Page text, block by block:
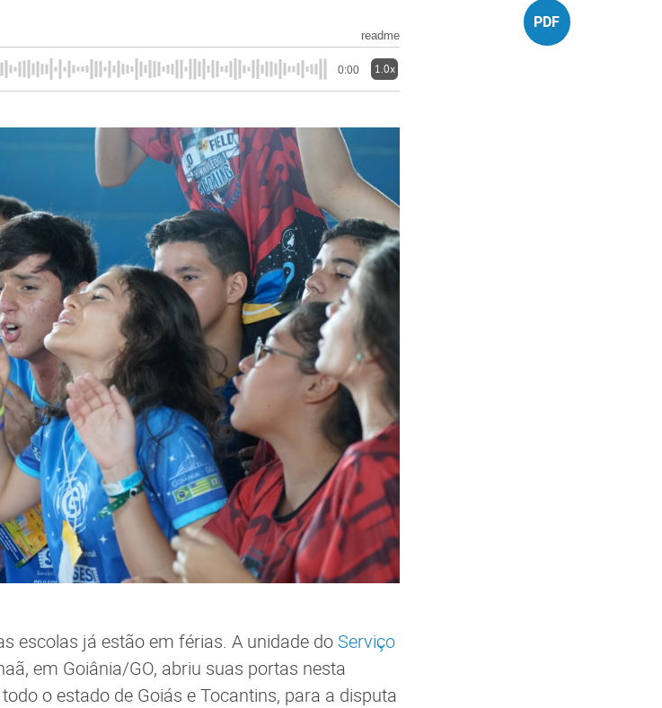
readme
0:00 1.0x
escolas já estão em férias. A unidade do Serviço
em Goiânia/GO, abriu suas portas nesta
o estado de Goiás e Tocantins, para a disputa